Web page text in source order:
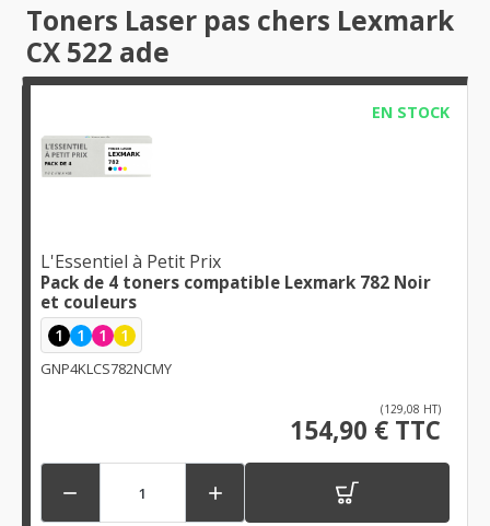
Toners Laser pas chers Lexmark
CX 522 ade
EN STOCK
L'Essentiel à Petit Prix
Pack de 4 toners compatible Lexmark 782 Noir
et couleurs
1 1 1 1
GNP4KLCS782NCMY
(129,08 HT)
154,90 € TTC
 